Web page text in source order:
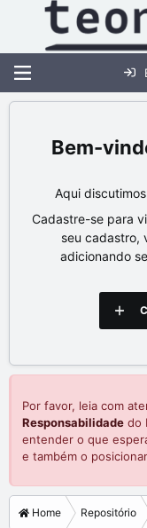
Aqui
Cadastre-se para
seu cadastro,
adicionando
Por favor, leia com
Responsabilidade do
entender o que
e também o
Home Repositório